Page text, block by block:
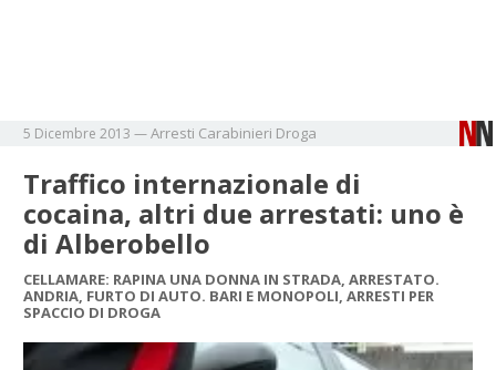
5 Dicembre 2013 —Arresti Carabinieri Droga
Traffico internazionale di
cocaina, altri due arrestati: uno è
di Alberobello
CELLAMARE: RAPINA UNA DONNA IN STRADA, ARRESTATO.
ANDRIA, FURTO DI AUTO. BARI E MONOPOLI, ARRESTI PER
SPACCIO DI DROGA